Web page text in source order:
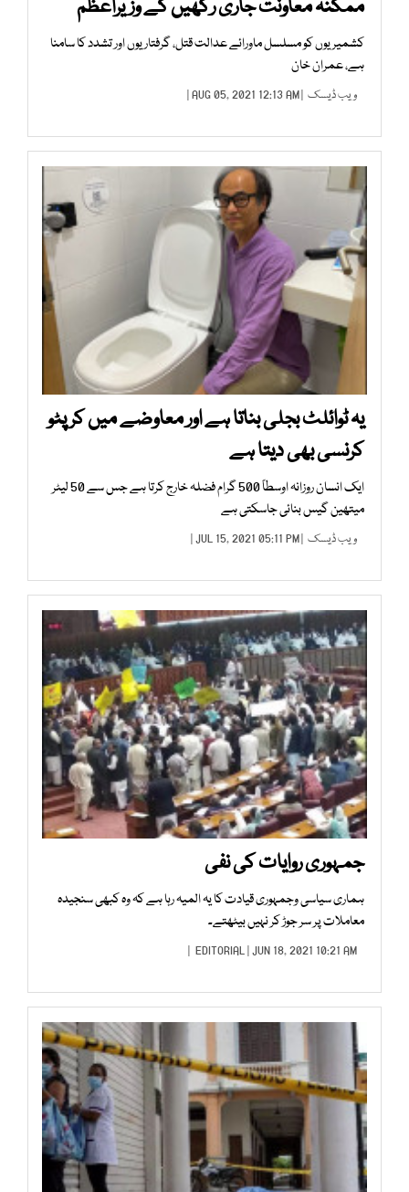
ممکنہ معاونت جاری رکھیں گے وزیراعظم
کشمیریوں کو مسلسل ماورائے عدالت قتل، گرفتاریوں اور تشدد کا سامنا
ہے، عمران خان
ویب ڈیسک | AUG 05, 2021 12:13 AM |
یہ ٹوائلٹ بجلی بناتا ہے اور معاوضے میں کرپٹو
کرنسی بھی دیتا ہے
ایک انسان روزانہ اوسطاً 500 گرام فضلہ خارج کرتا ہے جس سے 50 لیٹر
میتھین گیس بنائی جاسکتی ہے
ویب ڈیسک | JUL 15, 2021 05:11 PM |
جمہوری روایات کی نفی
ہماری سیاسی وجمہوری قیادت کا یہ المیہ رہا ہے کہ وہ کبھی سنجیدہ
معاملات پر سر جوڑ کر نہیں بیٹھتے۔
EDITORIAL| JUN 18, 2021 10:21 AM |